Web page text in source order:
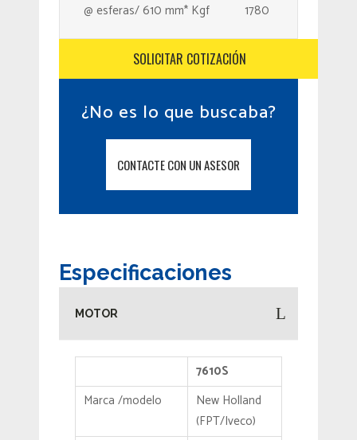
@ esferas/ 610 mm* Kgf
1780
SOLICITAR COTIZACIÓN
¿No es lo que buscaba?
CONTACTE CON UN ASESOR
Especificaciones
MOTOR
7610S
Marca /modelo
New Holland
(FPT/Iveco)